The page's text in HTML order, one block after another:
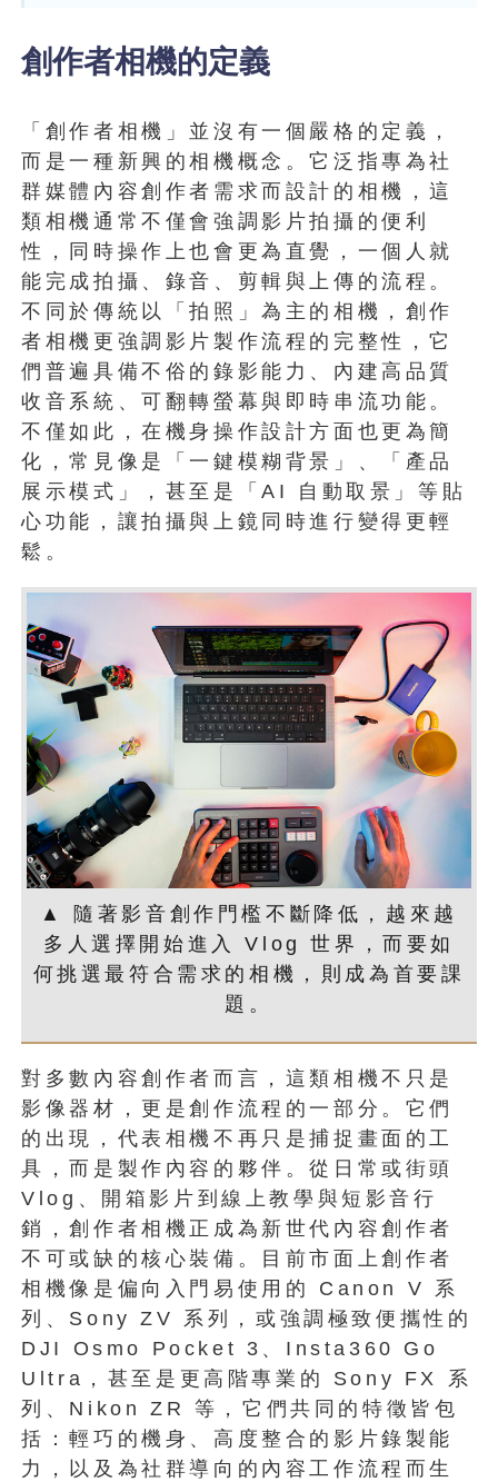
創作者相機的定義
「創作者相機」並沒有一個嚴格的定義，
而是一種新興的相機概念。它泛指專為社
群媒體內容創作者需求而設計的相機，這
類相機通常不僅會強調影片拍攝的便利
性，同時操作上也會更為直覺，一個人就
能完成拍攝、錄音、剪輯與上傳的流程。
不同於傳統以「拍照」為主的相機，創作
者相機更強調影片製作流程的完整性，它
們普遍具備不俗的錄影能力、內建高品質
收音系統、可翻轉螢幕與即時串流功能。
不僅如此，在機身操作設計方面也更為簡
化，常見像是「一鍵模糊背景」、「產品
展示模式」，甚至是「AI 自動取景」等貼
心功能，讓拍攝與上鏡同時進行變得更輕
鬆。
▲ 隨著影音創作門檻不斷降低，越來越
多人選擇開始進入 Vlog 世界，而要如
何挑選最符合需求的相機，則成為首要課
題。
對多數內容創作者而言，這類相機不只是
影像器材，更是創作流程的一部分。它們
的出現，代表相機不再只是捕捉畫面的工
具，而是製作內容的夥伴。從日常或街頭
Vlog、開箱影片到線上教學與短影音行
銷，創作者相機正成為新世代內容創作者
不可或缺的核心裝備。目前市面上創作者
相機像是偏向入門易使用的 Canon V 系
列、Sony ZV 系列，或強調極致便攜性的
DJI Osmo Pocket 3、Insta360 Go
Ultra，甚至是更高階專業的 Sony FX 系
列、Nikon ZR 等，它們共同的特徵皆包
括：輕巧的機身、高度整合的影片錄製能
力，以及為社群導向的內容工作流程而生